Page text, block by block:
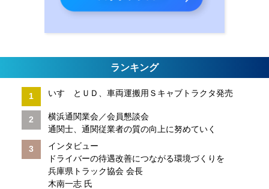
ランキング
いすゞとＵＤ、車両運搬用Ｓキャブトラクタ発売
横浜通関業会／会員懇談会
通関士、通関従業者の質の向上に努めていく
インタビュー
ドライバーの待遇改善につながる環境づくりを
兵庫県トラック協会 会長
木南一志 氏